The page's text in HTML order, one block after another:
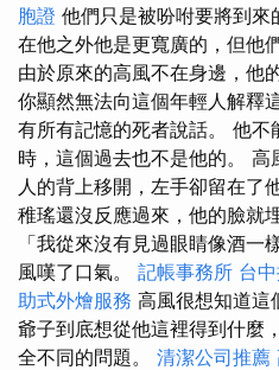
胞證 他們只是被吩咐要將到來
在他之外他是更寬廣的，但他
由於原來的高風不在身邊，他
你顯然無法向這個年輕人解釋
有所有記憶的死者說話。 他不
時，這個過去也不是他的。
人的背上移開，左手卻留在了
稚瑤還沒反應過來，他的臉就
「我從來沒有見過眼睛像酒
風嘆了口氣。 記帳事務所 台
助式外燴服務 高風很想知道這
爺子到底想從他這裡得到什麼
全不同的問題。 清潔公司推薦